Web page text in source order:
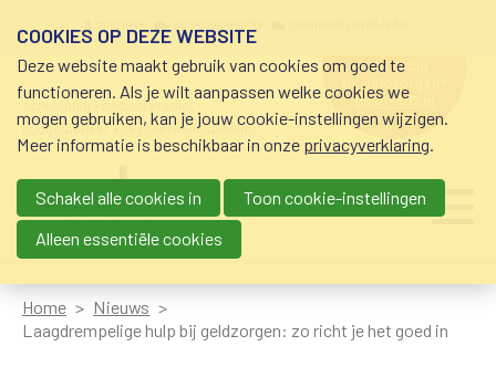
schuldhulp • sociaal krediet •
budgetbeheer • beschermingsbewind
hulp nodig
bij geldzorgen?
0800-8115.nl
Main navigation
Home
Nieuws
Laagdrempelige hulp bij geldzorgen: zo richt je het goed in
COOKIES OP DEZE WEBSITE
Deze website maakt gebruik van cookies om goed te
functioneren. Als je wilt aanpassen welke cookies we
mogen gebruiken, kan je jouw cookie-instellingen wijzigen.
Meer informatie is beschikbaar in onze privacyverklaring.
Schakel alle cookies in
Toon cookie-instellingen
Alleen essentiële cookies